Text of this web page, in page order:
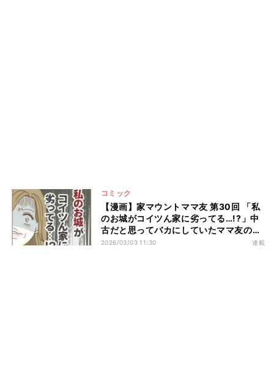
コミック
【漫画】家マウントママ友 第30回 「私
のお城がコイツん家に劣ってる…!?」中
古だと思ってバカにしていたママ友の家
がまさか…
2026/03/03 11:30 連載